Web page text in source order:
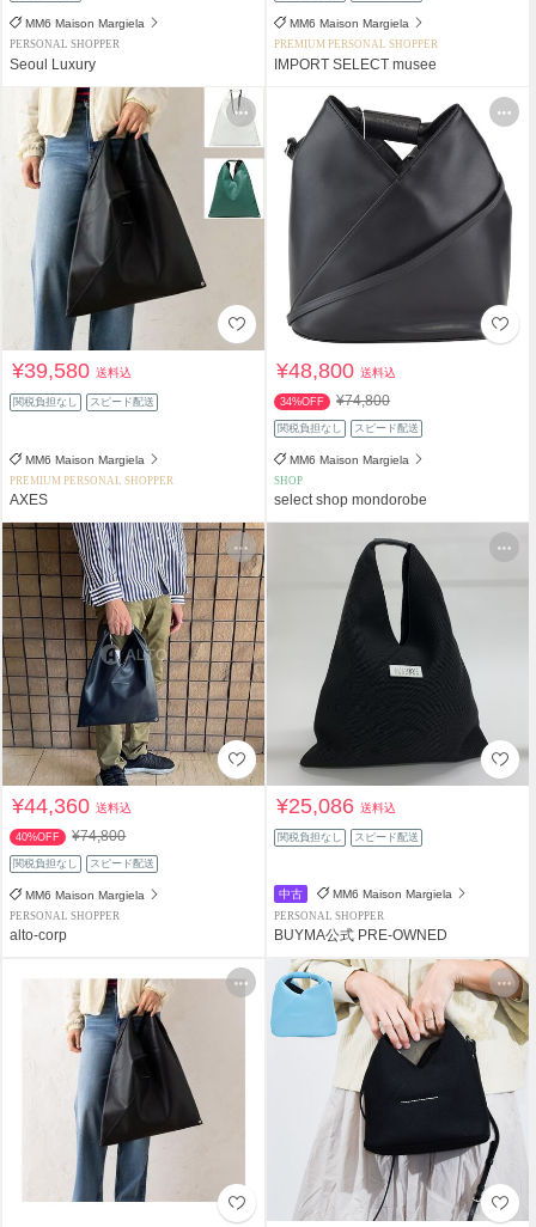
MM6 Maison Margiela
PERSONAL SHOPPER
Seoul Luxury
MM6 Maison Margiela
PREMIUM PERSONAL SHOPPER
IMPORT SELECT musee
¥39,580送料込
関税負担なし スピード配送
MM6 Maison Margiela
PREMIUM PERSONAL SHOPPER
AXES
¥48,800送料込
34%OFF ¥74,800
関税負担なし スピード配送
MM6 Maison Margiela
SHOP
select shop mondorobe
¥44,360送料込
40%OFF ¥74,800
関税負担なし スピード配送
MM6 Maison Margiela
PERSONAL SHOPPER
alto-corp
¥25,086送料込
関税負担なし スピード配送
中古 MM6 Maison Margiela
PERSONAL SHOPPER
BUYMA公式 PRE-OWNED